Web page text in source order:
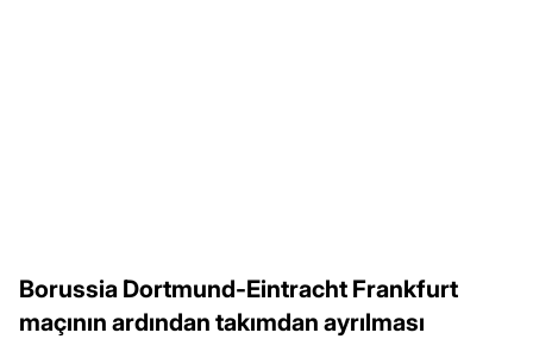
Borussia Dortmund-Eintracht Frankfurt
maçının ardından takımdan ayrılması